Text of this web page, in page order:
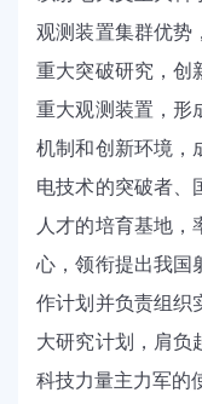
观测装置集群优势
重大突破研究，创
重大观测装置，形
机制和创新环境，
电技术的突破者、
人才的培育基地，
心，领衔提出我国
作计划并负责组织
大研究计划，肩负
科技力量主力军的